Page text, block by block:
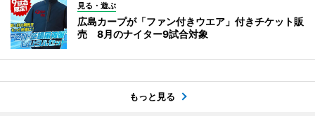
見る・遊ぶ
広島カープが「ファン付きウエア」付きチケット販
売 8月のナイター9試合対象
もっと見る